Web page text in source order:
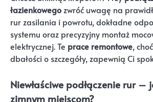
łazienkowegozwróć uwagę na
rur zasilania i powrotu, dokładne
systemu oraz precyzyjny montaż
elektrycznej. Te prace remontowe,
dbałości o szczegóły, zapewnią Ci
Niewłaściwe podłączenie rur –
zimnym miejscom?